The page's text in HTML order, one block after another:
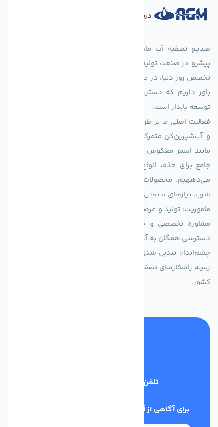
درباره فروشگاه
پیشرو در صنعت تولید تجهیزات تصفیه آب، با تکیه بر دانش فنی و
تخصص روز دنیا، در مسیر تأمین آب سالم و پایدار گام برمی‌دارد. ما
باور داریم که دسترسی به آب پاک، یک حق اساسی و زیربنای
توسعه پایدار است.
فعالیت اصلی ما بر طراحی و تولید سیستم‌های پیشرفته تصفیه آب
و آب‌شیرین‌کن متمرکز است. ما با بهره‌گیری از فناوری‌های نوین
جامع برای حذف انواع آلاینده‌ها، املاح و نمک از منابع آبی ارائه
می‌دههیم. محصولات ما برای مصارف متنوعی از جمله تأمین آب
شرب، نیازهای صنعتی و کشاورزی طراحی و بهینه‌سازی شده‌اند.
ماموریت: تولید و عرضه محصولاتی با بالاترین استاندارد کیفی، ارائه
مشاوره تخصصی و خدمات پس از فروش مطمئن برای تضمین
دسترسی همگان به آب پاک و سالم.
چشم‌انداز: تبدیل شدن به انتخاب اول صنایع و مصرف‌کنندگان در
زمینه راهکارهای تصفیه آب و ایفای نقشی کلیدی در حفظ منابع آبی
کشور.
تلفن پشتیبانی
برای آگاهی از آخرین اخبار در خبرنامه ما عضو شوید